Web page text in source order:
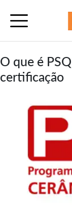
O que é
certificação